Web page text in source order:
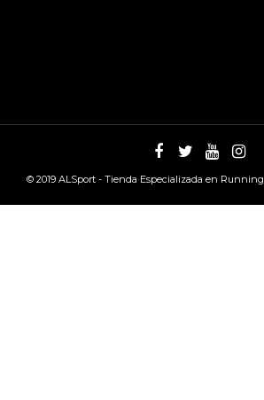
© 2019 ALSport - Tienda Especializada en Running